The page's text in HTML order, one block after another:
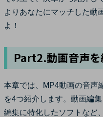
よりあなたにマッチした動
よ！
Part2.動画音声
本章では、MP4動画の音声
を4つ紹介します。動画編
編集に特化したソフトなど